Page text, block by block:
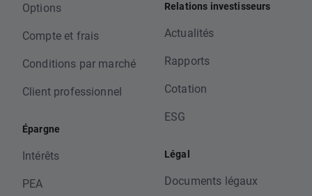
Options
Compte et frais
Conditions par marché
Client professionnel
Épargne
Intérêts
PEA
Relations investisseurs
Actualités
Rapports
Cotation
ESG
Légal
Documents légaux